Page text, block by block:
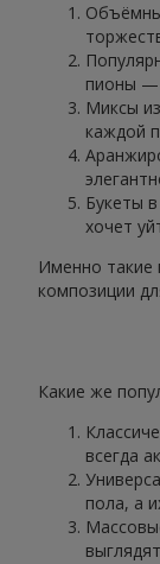
пионы —
Миксы из
каждой
Букеты
хочет
Именно такие
композиции
Какие же
всегда
пола, а